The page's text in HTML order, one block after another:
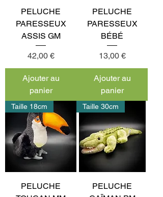
PELUCHE
PARESSEUX
ASSIS GM
Prix
42,00 €
Ajouter au
panier
PELUCHE
PARESSEUX
BÉBÉ
Prix
13,00 €
Ajouter au
panier
Taille 18cm
PELUCHE
Taille 30cm
PELUCHE